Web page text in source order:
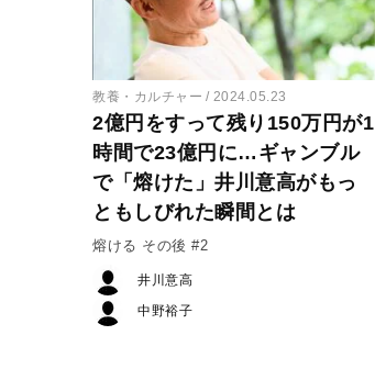
教養・カルチャー 2024.05.23
2億円をすって残り150万円が1
時間で23億円に…ギャンブル
で「熔けた」井川意高がもっ
ともしびれた瞬間とは
熔ける その後 #2
井川意高
中野裕子